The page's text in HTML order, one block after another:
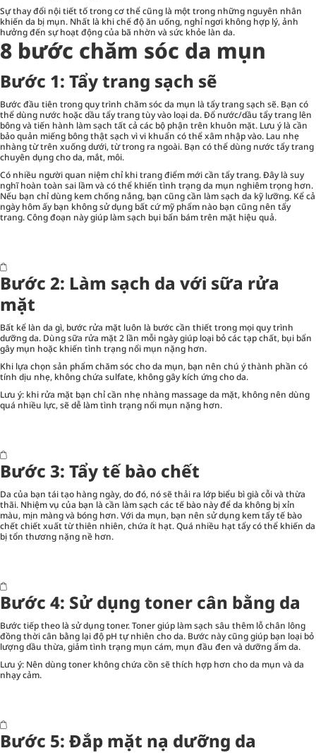
Sự thay đổi nội tiết tố trong cơ thể cũng là một trong những nguyên nhân
khiến da bị mụn. Nhất là khi chế độ ăn uống, nghỉ ngơi không hợp lý, ảnh
hưởng đến sự hoạt động của bã nhờn và sức khỏe làn da.
8 bước chăm sóc da mụn
Bước 1: Tẩy trang sạch sẽ
Bước đầu tiên trong quy trình chăm sóc da mụn là tẩy trang sạch sẽ. Bạn có
thể dùng nước hoặc dầu tẩy trang tùy vào loại da. Đổ nước/dầu tẩy trang lên
bông và tiến hành làm sạch tất cả các bộ phận trên khuôn mặt. Lưu ý là cần
bảo quản miếng bông thật sạch vì vi khuẩn có thể xâm nhập vào. Lau nhẹ
nhàng từ trên xuống dưới, từ trong ra ngoài. Bạn có thể dùng nước tẩy trang
chuyên dụng cho da, mắt, môi.
Có nhiều người quan niệm chỉ khi trang điểm mới cần tẩy trang. Đây là suy
nghĩ hoàn toàn sai lầm và có thể khiến tình trạng da mụn nghiêm trọng hơn.
Nếu bạn chỉ dùng kem chống nắng, bạn cũng cần làm sạch da kỹ lưỡng. Kể cả
ngày hôm ấy bạn không sử dụng bất cứ mỹ phẩm nào bạn cũng nên tẩy
trang. Công đoạn này giúp làm sạch bụi bẩn bám trên mặt hiệu quả.
Bước 2: Làm sạch da với sữa rửa
mặt
Bất kể làn da gì, bước rửa mặt luôn là bước cần thiết trong mọi quy trình
dưỡng da. Dùng sữa rửa mặt 2 lần mỗi ngày giúp loại bỏ các tạp chất, bụi bẩn
gây mụn hoặc khiến tình trạng nổi mụn nặng hơn.
Khi lựa chọn sản phẩm chăm sóc cho da mụn, bạn nên chú ý thành phần có
tính dịu nhẹ, không chứa sulfate, không gây kích ứng cho da.
Lưu ý: khi rửa mặt bạn chỉ cần nhẹ nhàng massage da mặt, không nên dùng
quá nhiều lực, sẽ dễ làm tình trạng nổi mụn nặng hơn.
Bước 3: Tẩy tế bào chết
Da của bạn tái tạo hàng ngày, do đó, nó sẽ thải ra lớp biểu bì già cỗi và thừa
thãi. Nhiệm vụ của bạn là cần làm sạch các tế bào này để da không bị xỉn
màu, mịn màng và bóng hơn. Với da mụn, bạn nên sử dụng kem tẩy tế bào
chết chiết xuất từ thiên nhiên, chứa ít hạt. Quá nhiều hạt tẩy có thể khiến da
bị tổn thương nặng nề hơn.
Bước 4: Sử dụng toner cân bằng da
Bước tiếp theo là sử dụng toner. Toner giúp làm sạch sâu thêm lỗ chân lông
đồng thời cân bằng lại độ pH tự nhiên cho da. Bước này cũng giúp bạn loại bỏ
lượng dầu thừa, giảm tình trạng mụn cám, mụn đầu đen và dưỡng ẩm da.
Lưu ý: Nên dùng toner không chứa cồn sẽ thích hợp hơn cho da mụn và da
nhạy cảm.
Bước 5: Đắp mặt nạ dưỡng da